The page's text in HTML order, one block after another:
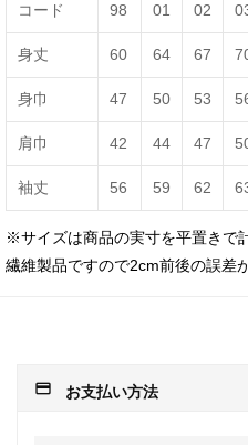
コード 98 01 02
身丈 60 64 67
身巾 47 50 53
肩巾 42 44 47
袖丈 56 59 62
※サイズは商品の実寸を平置きで
繊維製品ですので2cm前後の誤差
payment お支払い方法